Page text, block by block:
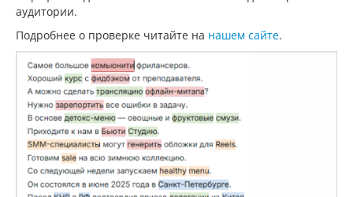
аудитории.
Подробнее о проверке читайте на нашем сайте.